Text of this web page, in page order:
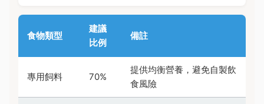
食物類型
建議
比例
備註
專用飼料 70%
提供均衡營養，避免自製飲
食風險